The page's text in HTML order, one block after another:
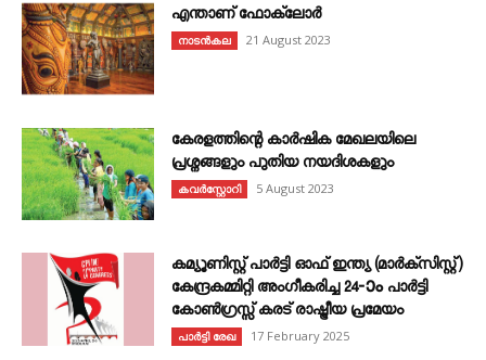
എന്താണ്‌ ഫോക്‌ലോർ
നാടൻകല 21 August 2023
കേരളത്തിന്റെ കാർഷിക മേഖലയിലെ
പ്രശ്നങ്ങളും പുതിയ നയദിശകളും
കവര്‍സ്റ്റോറി 5 August 2023
കമ്യൂണിസ്റ്റ് പാർട്ടി ഓഫ് ഇന്ത്യ (മാർക്സിസ്റ്റ്)
കേന്ദ്രകമ്മിറ്റി അംഗീകരിച്ച 24‐ാം പാർട്ടി
കോൺഗ്രസ്സ് കരട് രാഷ്ട്രീയ പ്രമേയം
പാർട്ടി രേഖ 17 February 2025